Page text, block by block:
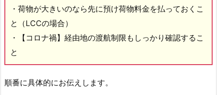
・荷物が大きいのなら先に預け荷物料金を払っておくこ
と（LCCの場合）
・【コロナ禍】経由地の渡航制限もしっかり確認するこ
と
順番に具体的にお伝えします。